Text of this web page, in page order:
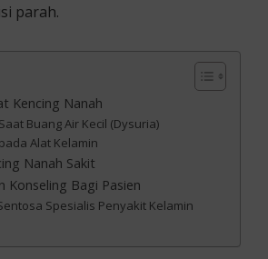
parah.
Kencing Nanah
Buang Air Kecil (Dysuria)
Alat Kelamin
Nanah Sakit
Konseling Bagi Pasien
Spesialis Penyakit Kelamin